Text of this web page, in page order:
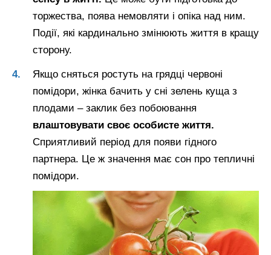
торжества, поява немовляти і опіка над ним.
Події, які кардинально змінюють життя в кращу
сторону.
Якщо сняться ростуть на грядці червоні
помідори, жінка бачить у сні зелень куща з
плодами – заклик без побоювання
влаштовувати своє особисте життя.
Сприятливий період для появи гідного
партнера. Це ж значення має сон про тепличні
помідори.